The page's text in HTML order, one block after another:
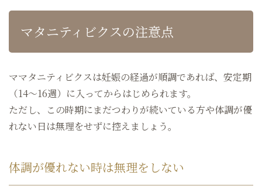
マタニティビクスの注意点
ママタニティビクスは妊娠の経過が順調であれば、安定期
（14～16週）に入ってからはじめられます。
ただし、この時期にまだつわりが続いている方や体調が優
れない日は無理をせずに控えましょう。
体調が優れない時は無理をしない